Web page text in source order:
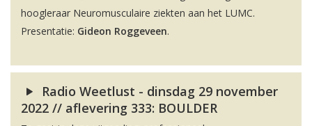
hoogleraar Neuromusculaire ziekten aan het LUMC.
Presentatie: Gideon Roggeveen.
Radio Weetlust - dinsdag 29 november
2022 // aflevering 333: BOULDER